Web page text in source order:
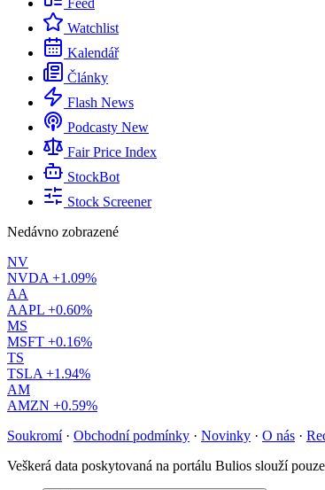
Feed
Watchlist
Kalendář
Články
Flash News
Podcasty New
Fair Price Index
StockBot
Stock Screener
Nedávno zobrazené
NV
NVDA +1.09%
AA
AAPL +0.60%
MS
MSFT +0.16%
TS
TSLA +1.94%
AM
AMZN +0.59%
Soukromí · Obchodní podmínky · Novinky · O nás ·
Veškerá data poskytovaná na portálu Bulios slouží